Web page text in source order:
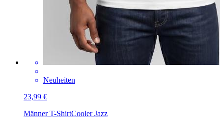
Neuheiten
23,99 €
Männer T-ShirtCooler Jazz